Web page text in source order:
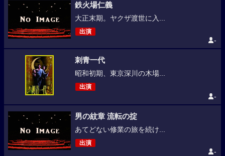
鉄火場仁義
大正末期。ヤクザ渡世に入...
出演
-
刺青一代
昭和初期、東京深川の木場...
出演
-
男の紋章 流転の掟
あてどない修業の旅を続け...
出演
-